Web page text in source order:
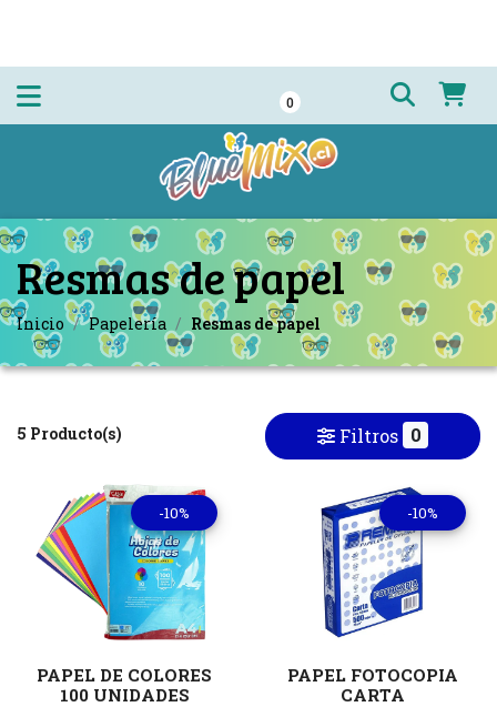
0
Resmas de papel
Inicio Papelería Resmas de papel
5 Producto(s) Filtros 0
-10%
PAPEL DE COLORES
100 UNIDADES
-10%
PAPEL FOTOCOPIA
CARTA